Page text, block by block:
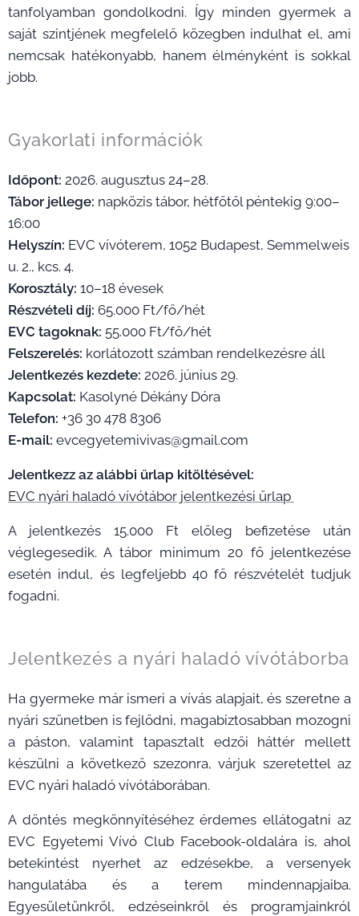
tanfolyamban gondolkodni. Így minden gyermek a
saját szintjének megfelelő közegben indulhat el, ami
nemcsak hatékonyabb, hanem élményként is sokkal
jobb.
Gyakorlati információk
Időpont: 2026. augusztus 24–28.
Tábor jellege: napközis tábor, hétfőtől péntekig 9:00–
16:00
Helyszín: EVC vívóterem, 1052 Budapest, Semmelweis
u. 2., kcs. 4.
Korosztály: 10–18 évesek
Részvételi díj: 65.000 Ft/fő/hét
EVC tagoknak: 55.000 Ft/fő/hét
Felszerelés: korlátozott számban rendelkezésre áll
Jelentkezés kezdete: 2026. június 29.
Kapcsolat: Kasolyné Dékány Dóra
Telefon: +36 30 478 8306
E-mail: evcegyetemivivas@gmail.com
Jelentkezz az alábbi űrlap kitöltésével:
EVC nyári haladó vívótábor jelentkezési űrlap
A jelentkezés 15.000 Ft előleg befizetése után
véglegesedik. A tábor minimum 20 fő jelentkezése
esetén indul, és legfeljebb 40 fő részvételét tudjuk
fogadni.
Jelentkezés a nyári haladó vívótáborba
Ha gyermeke már ismeri a vívás alapjait, és szeretne a
nyári szünetben is fejlődni, magabiztosabban mozogni
a páston, valamint tapasztalt edzői háttér mellett
készülni a következő szezonra, várjuk szeretettel az
EVC nyári haladó vívótáborában.
A döntés megkönnyítéséhez érdemes ellátogatni az
EVC Egyetemi Vívó Club Facebook-oldalára is, ahol
betekintést nyerhet az edzésekbe, a versenyek
hangulatába és a terem mindennapjaiba.
Egyesületünkről, edzéseinkről és programjainkról